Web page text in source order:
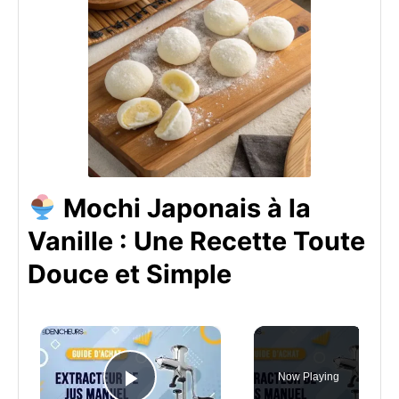
Mochi Japonais à la
Vanille : Une Recette Toute
Douce et Simple
×
Now Playing